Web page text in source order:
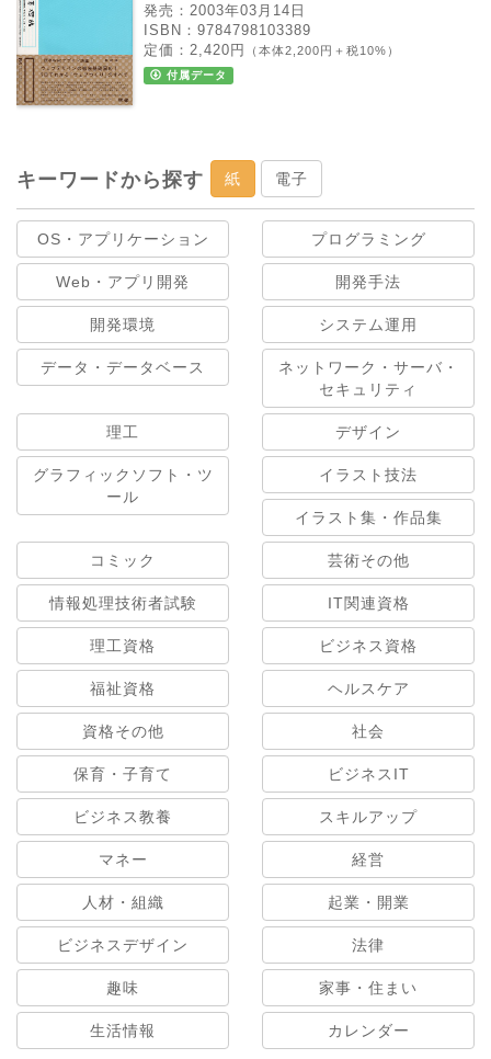
発売： 2003年03月14日
ISBN： 9784798103389
定価： 2,420円 （本体2,200円＋税10%）
付属データ
キーワードから探す 紙 電子
OS・アプリケーション プログラミング
Web・アプリ開発 開発手法
開発環境 システム運用
データ・データベース
ネットワーク・サーバ・
セキュリティ
理工 デザイン
グラフィックソフト・ツ
ール
イラスト技法
イラスト集・作品集
コミック 芸術その他
情報処理技術者試験 IT関連資格
理工資格 ビジネス資格
福祉資格 ヘルスケア
資格その他 社会
保育・子育て ビジネスIT
ビジネス教養 スキルアップ
マネー 経営
人材・組織 起業・開業
ビジネスデザイン 法律
趣味 家事・住まい
生活情報 カレンダー